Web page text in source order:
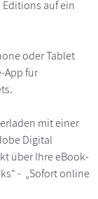
Editions auf ein
oder Tablet
App für
mit einer
Digital
über Ihre eBook-
- „Sofort online